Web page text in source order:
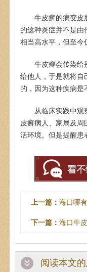
牛皮癣的病变皮
的这种炎症并不是
相当高水平，但至今
牛皮癣会传染给
给他人，于是就将自
的，因为这种疾病是
从临床实践中
皮癣病人、家属及
活环境。但是提醒患
上一篇： 海口哪
下一篇： 海口牛
阅读本文